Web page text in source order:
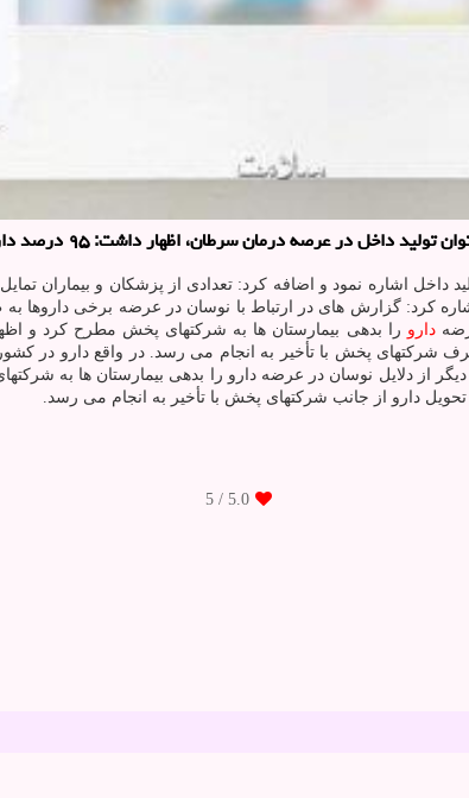
داشت: ۹۵ درصد داروهای ضدسرطان کشور توسط تولیدکنندگان داخلی تأمین می شود.
داخل اشاره نمود و اضافه کرد: تعدادی از پزشکان و بیماران
کرد: گزارش های در ارتباط با نوسان در عرضه برخی داروها
دارو را بدهی بیمارستان ها به شرکتهای پخش مطرح کرد و
شرکتهای پخش با تأخیر به انجام می رسد. در واقع دارو در
از دلایل نوسان در عرضه دارو را بدهی بیمارستان ها به
دارو از جانب شرکتهای پخش با تأخیر به انجام می رسد.
5.0
/ 5